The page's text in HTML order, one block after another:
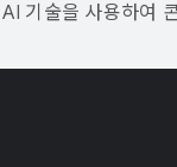
기술을 사용하여